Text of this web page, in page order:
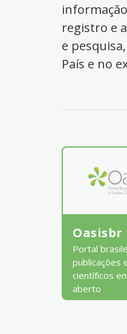
registro e
e
País e no
Oasisbr
Portal
publicações
científicos
aberto